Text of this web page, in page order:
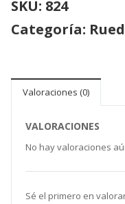
SKU: 824
Categoría:
Valoraciones (0)
VALORACIONES
No hay valoraciones
Sé el primero en valorar